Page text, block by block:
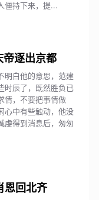
僵持下来，提...
帝逐出京都
明白他的意思，范建
时辰了，既然胜负已
情，不要把事情做
心中有些触动，他没
虔得到消息后，匆匆
恩回北齐